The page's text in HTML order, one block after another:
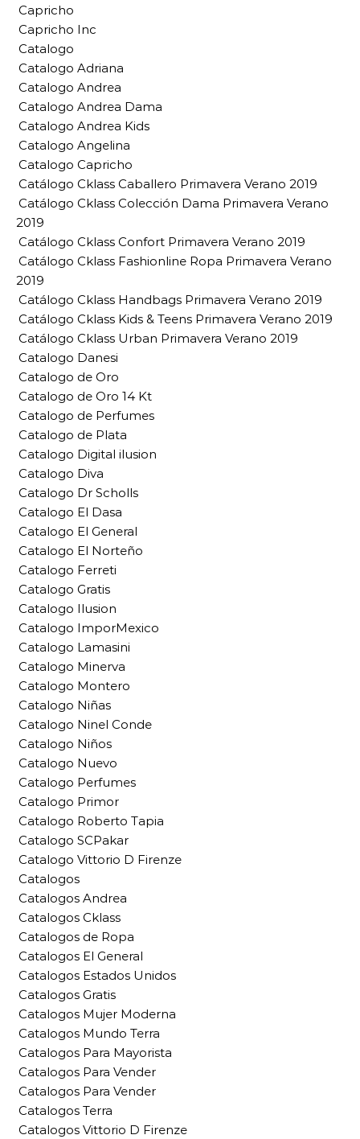
Capricho
Capricho Inc
Catalogo
Catalogo Adriana
Catalogo Andrea
Catalogo Andrea Dama
Catalogo Andrea Kids
Catalogo Angelina
Catalogo Capricho
Catálogo Cklass Caballero Primavera Verano 2019
Catálogo Cklass Colección Dama Primavera Verano
2019
Catálogo Cklass Confort Primavera Verano 2019
Catálogo Cklass Fashionline Ropa Primavera Verano
2019
Catálogo Cklass Handbags Primavera Verano 2019
Catálogo Cklass Kids & Teens Primavera Verano 2019
Catálogo Cklass Urban Primavera Verano 2019
Catalogo Danesi
Catalogo de Oro
Catalogo de Oro 14 Kt
Catalogo de Perfumes
Catalogo de Plata
Catalogo Digital ilusion
Catalogo Diva
Catalogo Dr Scholls
Catalogo El Dasa
Catalogo El General
Catalogo El Norteño
Catalogo Ferreti
Catalogo Gratis
Catalogo Ilusion
Catalogo ImporMexico
Catalogo Lamasini
Catalogo Minerva
Catalogo Montero
Catalogo Niñas
Catalogo Ninel Conde
Catalogo Niños
Catalogo Nuevo
Catalogo Perfumes
Catalogo Primor
Catalogo Roberto Tapia
Catalogo SCPakar
Catalogo Vittorio D Firenze
Catalogos
Catalogos Andrea
Catalogos Cklass
Catalogos de Ropa
Catalogos El General
Catalogos Estados Unidos
Catalogos Gratis
Catalogos Mujer Moderna
Catalogos Mundo Terra
Catalogos Para Mayorista
Catalogos Para Vender
Catalogos Para Vender
Catalogos Terra
Catalogos Vittorio D Firenze